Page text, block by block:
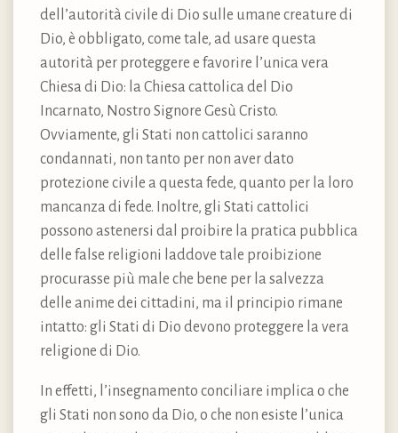
dell’autorità civile di Dio sulle umane creature di
Dio, è obbligato, come tale, ad usare questa
autorità per proteggere e favorire l’unica vera
Chiesa di Dio: la Chiesa cattolica del Dio
Incarnato, Nostro Signore Gesù Cristo.
Ovviamente, gli Stati non cattolici saranno
condannati, non tanto per non aver dato
protezione civile a questa fede, quanto per la loro
mancanza di fede. Inoltre, gli Stati cattolici
possono astenersi dal proibire la pratica pubblica
delle false religioni laddove tale proibizione
procurasse più male che bene per la salvezza
delle anime dei cittadini, ma il principio rimane
intatto: gli Stati di Dio devono proteggere la vera
religione di Dio.
In effetti, l’insegnamento conciliare implica o che
gli Stati non sono da Dio, o che non esiste l’unica